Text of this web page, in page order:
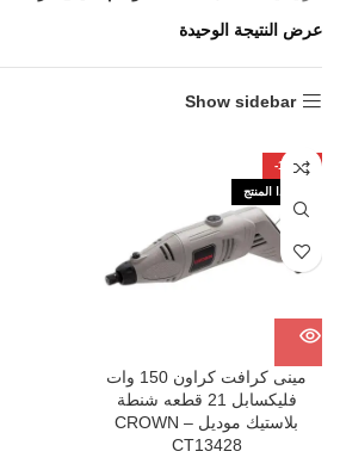
عرض النتيجة الوحيدة
Show sidebar
-100%
نفذ هذا المنتج
مينى كرافت كراون 150 وات
فليكسابل 21 قطعه شنطة
بلاستيك موديل CROWN –
CT13428